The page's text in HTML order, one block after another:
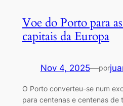
Voe do Porto para
capitais da Europa
Nov 4, 2025—por
O Porto converteu-se num
para centenas e centenas de